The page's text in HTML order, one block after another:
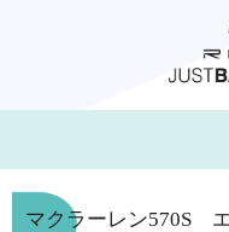
マクラーレン570S